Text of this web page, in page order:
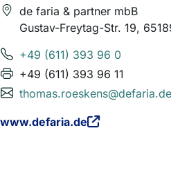
de faria & partner mbB
Gustav-Freytag-Str. 19,
+49 (611) 393 96 0
+49 (611) 393 96 11
thomas.roeskens@defaria.de
www.defaria.de